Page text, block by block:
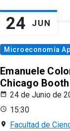
24 JUN
Microeconomía
Emanuele
Chicago Booth
24 de Junio de
15:30
Facultad de